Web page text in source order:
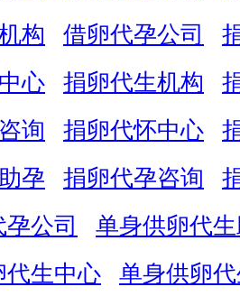
构
借卵代孕公司
心
捐卵代生机构
询
捐卵代怀中心
孕
捐卵代孕咨询
公司
单身供卵代
代生中心
单身供卵